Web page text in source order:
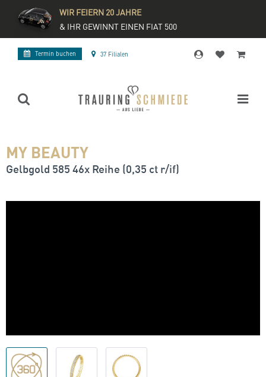
WIR FEIERN 20 JAHRE
& IHR GEWINNT EINEN FIAT 500
Termin buchen 37 Filialen
MY BEAUTY
Gelbgold 585 46x Reihe (0,35 ct r/if)